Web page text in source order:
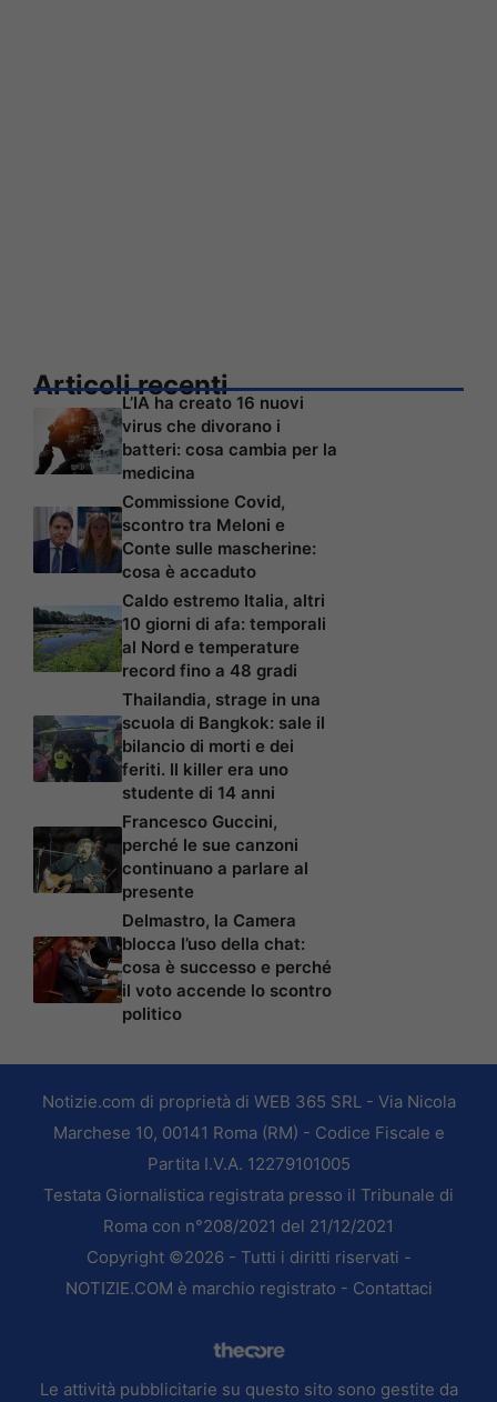
Articoli recenti
L’IA ha creato 16 nuovi
virus che divorano i
batteri: cosa cambia per la
medicina
Commissione Covid,
scontro tra Meloni e
Conte sulle mascherine:
cosa è accaduto
Caldo estremo Italia, altri
10 giorni di afa: temporali
al Nord e temperature
record fino a 48 gradi
Thailandia, strage in una
scuola di Bangkok: sale il
bilancio di morti e dei
feriti. Il killer era uno
studente di 14 anni
Francesco Guccini,
perché le sue canzoni
continuano a parlare al
presente
Delmastro, la Camera
blocca l’uso della chat:
cosa è successo e perché
il voto accende lo scontro
politico
Notizie.com di proprietà di WEB 365 SRL - Via Nicola
Marchese 10, 00141 Roma (RM) - Codice Fiscale e
Partita I.V.A. 12279101005
Testata Giornalistica registrata presso il Tribunale di
Roma con n°208/2021 del 21/12/2021
Copyright ©2026 - Tutti i diritti riservati -
NOTIZIE.COM è marchio registrato - Contattaci
Le attività pubblicitarie su questo sito sono gestite da